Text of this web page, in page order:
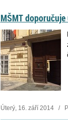
MŠMT
Úterý, 16. září 2014 /